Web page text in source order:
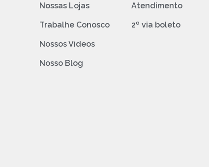
Nossas Lojas
Trabalhe Conosco
Nossos Vídeos
Nosso Blog
Atendimento
2º via boleto